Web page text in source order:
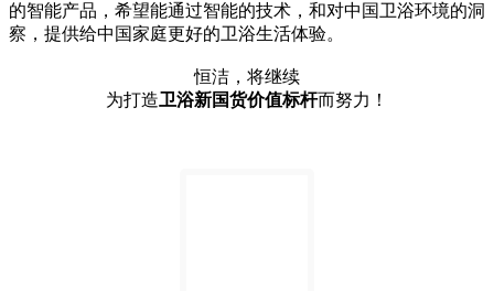
的智能产品，希望能通过智能的技术，和对中国卫浴环境的洞
察，提供给中国家庭更好的卫浴生活体验。
恒洁，将继续
为打造卫浴新国货价值标杆而努力！